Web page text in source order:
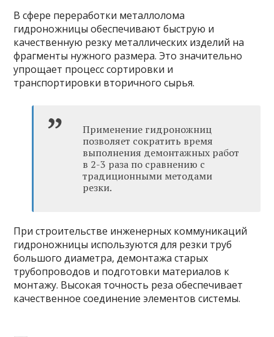
В сфере переработки металлолома
гидроножницы обеспечивают быструю и
качественную резку металлических изделий на
фрагменты нужного размера. Это значительно
упрощает процесс сортировки и
транспортировки вторичного сырья.
Применение гидроножниц
позволяет сократить время
выполнения демонтажных работ
в 2-3 раза по сравнению с
традиционными методами
резки.
При строительстве инженерных коммуникаций
гидроножницы используются для резки труб
большого диаметра, демонтажа старых
трубопроводов и подготовки материалов к
монтажу. Высокая точность реза обеспечивает
качественное соединение элементов системы.